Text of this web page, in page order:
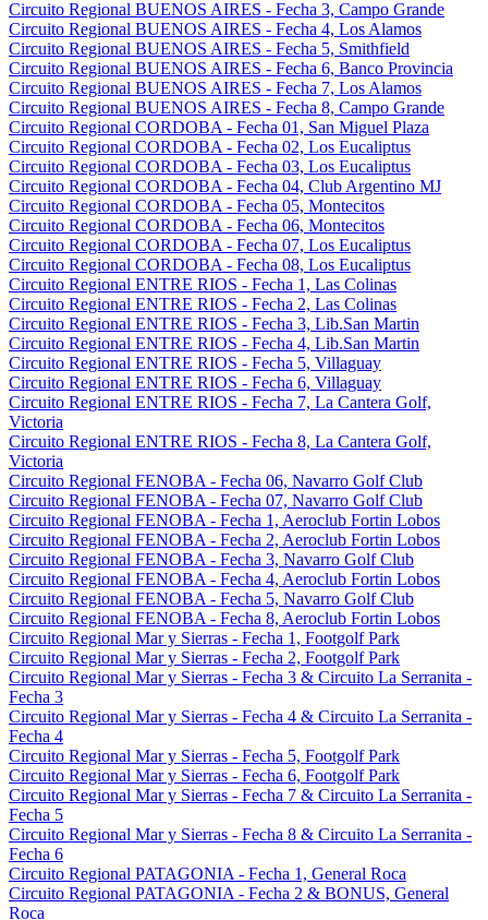
Circuito Regional BUENOS AIRES - Fecha 3, Campo Grande
Circuito Regional BUENOS AIRES - Fecha 4, Los Alamos
Circuito Regional BUENOS AIRES - Fecha 5, Smithfield
Circuito Regional BUENOS AIRES - Fecha 6, Banco Provincia
Circuito Regional BUENOS AIRES - Fecha 7, Los Alamos
Circuito Regional BUENOS AIRES - Fecha 8, Campo Grande
Circuito Regional CORDOBA - Fecha 01, San Miguel Plaza
Circuito Regional CORDOBA - Fecha 02, Los Eucaliptus
Circuito Regional CORDOBA - Fecha 03, Los Eucaliptus
Circuito Regional CORDOBA - Fecha 04, Club Argentino MJ
Circuito Regional CORDOBA - Fecha 05, Montecitos
Circuito Regional CORDOBA - Fecha 06, Montecitos
Circuito Regional CORDOBA - Fecha 07, Los Eucaliptus
Circuito Regional CORDOBA - Fecha 08, Los Eucaliptus
Circuito Regional ENTRE RIOS - Fecha 1, Las Colinas
Circuito Regional ENTRE RIOS - Fecha 2, Las Colinas
Circuito Regional ENTRE RIOS - Fecha 3, Lib.San Martin
Circuito Regional ENTRE RIOS - Fecha 4, Lib.San Martin
Circuito Regional ENTRE RIOS - Fecha 5, Villaguay
Circuito Regional ENTRE RIOS - Fecha 6, Villaguay
Circuito Regional ENTRE RIOS - Fecha 7, La Cantera Golf,
Victoria
Circuito Regional ENTRE RIOS - Fecha 8, La Cantera Golf,
Victoria
Circuito Regional FENOBA - Fecha 06, Navarro Golf Club
Circuito Regional FENOBA - Fecha 07, Navarro Golf Club
Circuito Regional FENOBA - Fecha 1, Aeroclub Fortin Lobos
Circuito Regional FENOBA - Fecha 2, Aeroclub Fortin Lobos
Circuito Regional FENOBA - Fecha 3, Navarro Golf Club
Circuito Regional FENOBA - Fecha 4, Aeroclub Fortin Lobos
Circuito Regional FENOBA - Fecha 5, Navarro Golf Club
Circuito Regional FENOBA - Fecha 8, Aeroclub Fortin Lobos
Circuito Regional Mar y Sierras - Fecha 1, Footgolf Park
Circuito Regional Mar y Sierras - Fecha 2, Footgolf Park
Circuito Regional Mar y Sierras - Fecha 3 & Circuito La Serranita -
Fecha 3
Circuito Regional Mar y Sierras - Fecha 4 & Circuito La Serranita -
Fecha 4
Circuito Regional Mar y Sierras - Fecha 5, Footgolf Park
Circuito Regional Mar y Sierras - Fecha 6, Footgolf Park
Circuito Regional Mar y Sierras - Fecha 7 & Circuito La Serranita -
Fecha 5
Circuito Regional Mar y Sierras - Fecha 8 & Circuito La Serranita -
Fecha 6
Circuito Regional PATAGONIA - Fecha 1, General Roca
Circuito Regional PATAGONIA - Fecha 2 & BONUS, General
Roca